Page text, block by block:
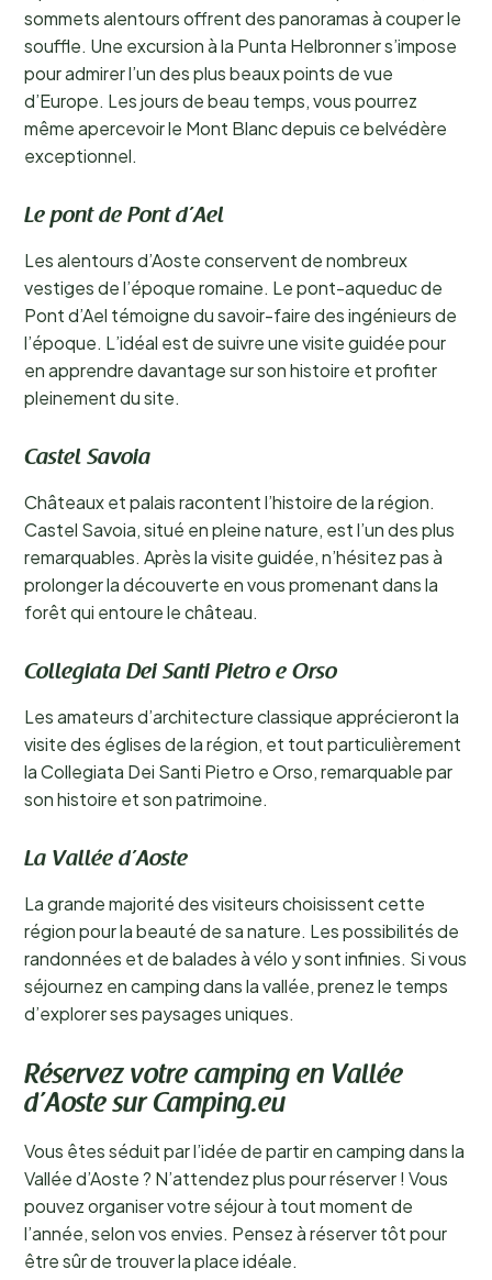
sommets alentours offrent des panoramas à couper le
souffle. Une excursion à la Punta Helbronner s’impose
pour admirer l’un des plus beaux points de vue
d’Europe. Les jours de beau temps, vous pourrez
même apercevoir le Mont Blanc depuis ce belvédère
exceptionnel.
Le pont de Pont d’Ael
Les alentours d’Aoste conservent de nombreux
vestiges de l’époque romaine. Le pont-aqueduc de
Pont d’Ael témoigne du savoir-faire des ingénieurs de
l’époque. L’idéal est de suivre une visite guidée pour
en apprendre davantage sur son histoire et profiter
pleinement du site.
Castel Savoia
Châteaux et palais racontent l’histoire de la région.
Castel Savoia, situé en pleine nature, est l’un des plus
remarquables. Après la visite guidée, n’hésitez pas à
prolonger la découverte en vous promenant dans la
forêt qui entoure le château.
Collegiata Dei Santi Pietro e Orso
Les amateurs d’architecture classique apprécieront la
visite des églises de la région, et tout particulièrement
la Collegiata Dei Santi Pietro e Orso, remarquable par
son histoire et son patrimoine.
La Vallée d’Aoste
La grande majorité des visiteurs choisissent cette
région pour la beauté de sa nature. Les possibilités de
randonnées et de balades à vélo y sont infinies. Si vous
séjournez en camping dans la vallée, prenez le temps
d’explorer ses paysages uniques.
Réservez votre camping en Vallée
d’Aoste sur Camping.eu
Vous êtes séduit par l’idée de partir en camping dans la
Vallée d’Aoste ? N’attendez plus pour réserver ! Vous
pouvez organiser votre séjour à tout moment de
l’année, selon vos envies. Pensez à réserver tôt pour
être sûr de trouver la place idéale.